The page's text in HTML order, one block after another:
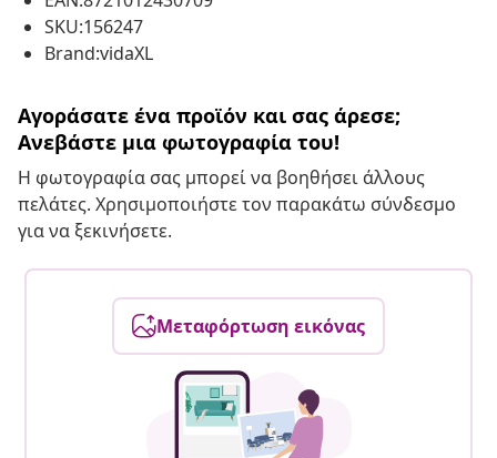
SKU:156247
Brand:vidaXL
Αγοράσατε ένα προϊόν και σας άρεσε;
Ανεβάστε μια φωτογραφία του!
Η φωτογραφία σας μπορεί να βοηθήσει άλλους
πελάτες. Χρησιμοποιήστε τον παρακάτω σύνδεσμο
για να ξεκινήσετε.
Μεταφόρτωση εικόνας